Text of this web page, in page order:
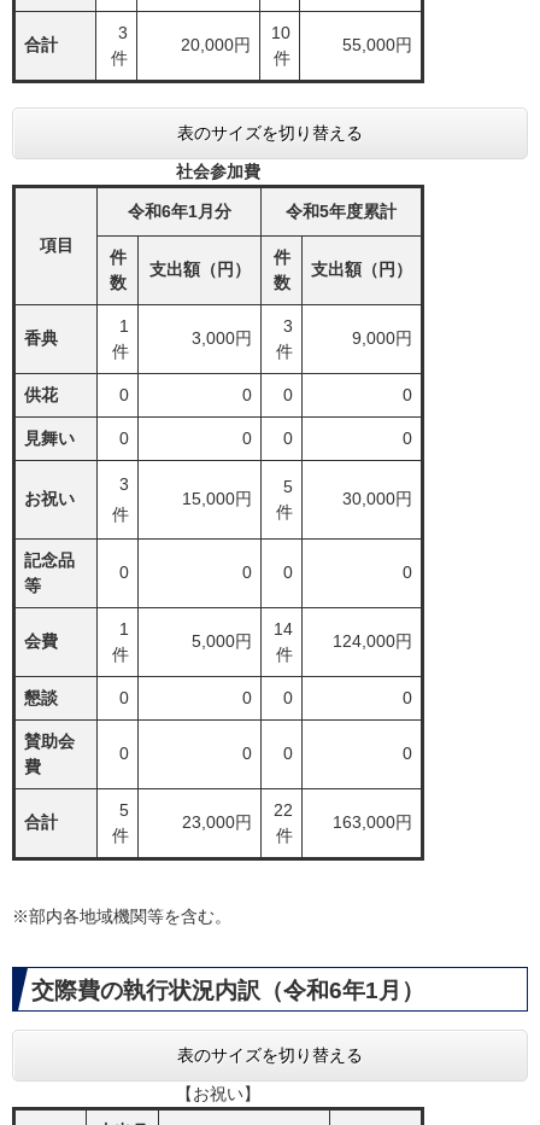
合計
3
件
20,000円
10
件
55,000円
表のサイズを切り替える
社会参加費
項目
令和6年1月分 令和5年度累計
件
数
支出額（円）
件
数
支出額（円）
香典
1
件
3,000円
3
件
9,000円
供花 0 0 0 0
見舞い 0 0 0 0
お祝い
3
件
15,000円
5
件
30,000円
記念品
等
0 0 0 0
会費
1
件
5,000円
14
件
124,000円
懇談 0 0 0 0
賛助会
費
0 0 0 0
合計
5
件
23,000円
22
件
163,000円
※部内各地域機関等を含む。
交際費の執行状況内訳（令和6年1月）
表のサイズを切り替える
【お祝い】